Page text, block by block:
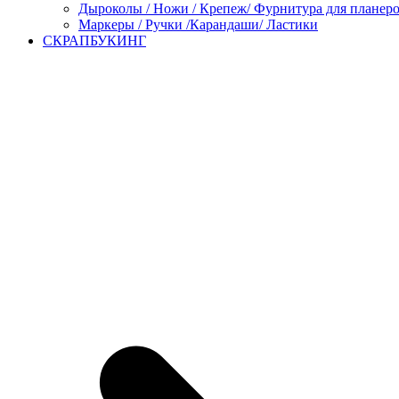
Дыроколы / Ножи / Крепеж/ Фурнитура для
Маркеры / Ручки /Карандаши/ Ластики
СКРАПБУКИНГ